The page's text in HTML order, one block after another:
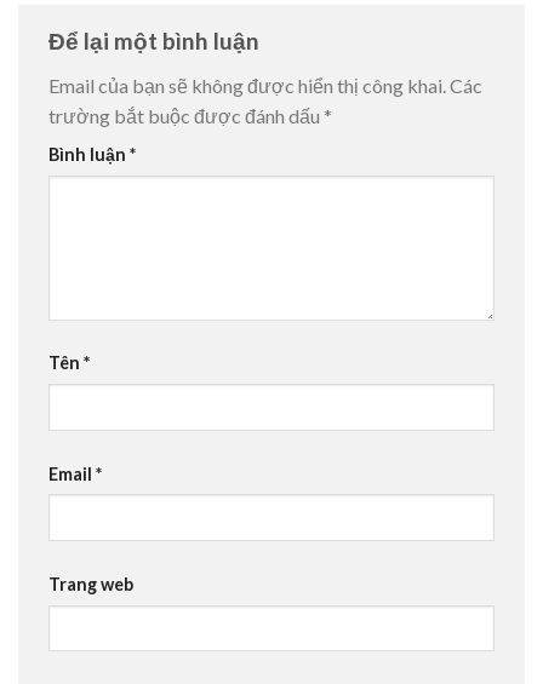
Để lại một bình luận
Email của bạn sẽ không được hiển thị công khai.Các
trường bắt buộc được đánh dấu *
Bình luận *
Tên *
Email *
Trang web